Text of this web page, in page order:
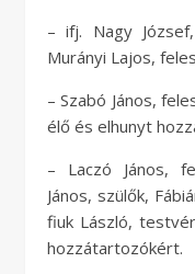
– ifj. Nagy
Murányi Lajos,
– Szabó János,
élő és elhunyt
– Laczó János,
János, szülők,
fiuk László,
hozzátartozókért.